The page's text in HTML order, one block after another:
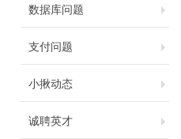
数据库问题
支付问题
小揪动态
诚聘英才